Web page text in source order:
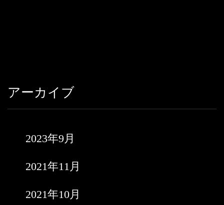
アーカイブ
2023年9月
2021年11月
2021年10月